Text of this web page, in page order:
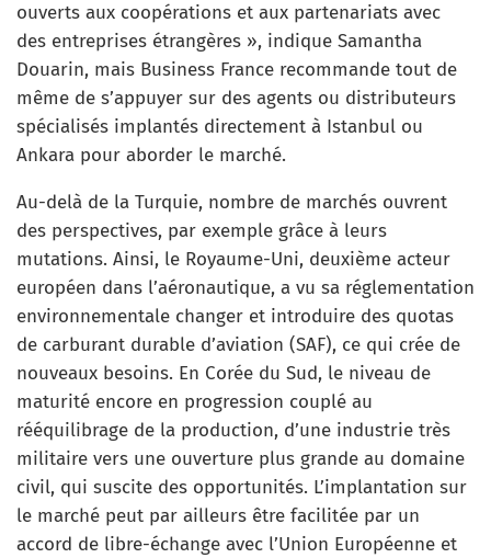
ouverts aux coopérations et aux partenariats avec
des entreprises étrangères », indique Samantha
Douarin, mais Business France recommande tout de
même de s’appuyer sur des agents ou distributeurs
spécialisés implantés directement à Istanbul ou
Ankara pour aborder le marché.
Au-delà de la Turquie, nombre de marchés ouvrent
des perspectives, par exemple grâce à leurs
mutations. Ainsi, le Royaume-Uni, deuxième acteur
européen dans l’aéronautique, a vu sa réglementation
environnementale changer et introduire des quotas
de carburant durable d’aviation (SAF), ce qui crée de
nouveaux besoins. En Corée du Sud, le niveau de
maturité encore en progression couplé au
rééquilibrage de la production, d’une industrie très
militaire vers une ouverture plus grande au domaine
civil, qui suscite des opportunités. L’implantation sur
le marché peut par ailleurs être facilitée par un
accord de libre-échange avec l’Union Européenne et